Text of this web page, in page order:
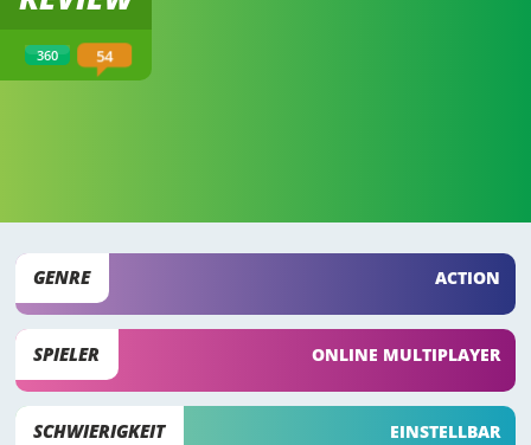
360 54
GENRE ACTION
SPIELER ONLINE MULTIPLAYER
SCHWIERIGKEIT EINSTELLBAR